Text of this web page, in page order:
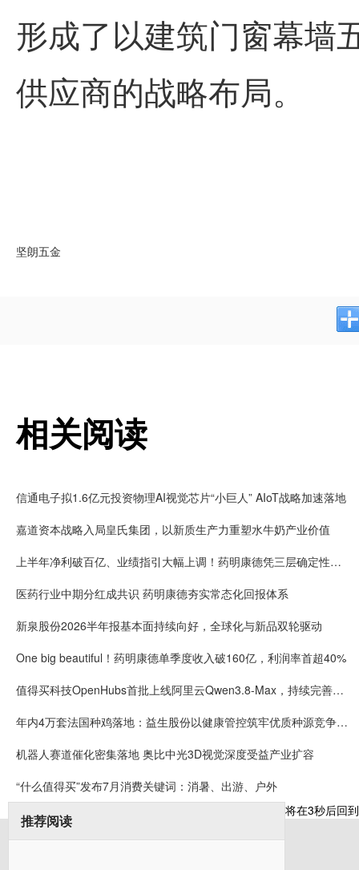
形成了以建筑门窗幕墙
供应商的战略布局。
坚朗五金
相关阅读
信通电子拟1.6亿元投资物理AI视觉芯片“小巨人” AIoT战略加速落地
嘉道资本战略入局皇氏集团，以新质生产力重塑水牛奶产业价值
上半年净利破百亿、业绩指引大幅上调！药明康德凭三层确定性接住K型分化红利
医药行业中期分红成共识 药明康德夯实常态化回报体系
新泉股份2026半年报基本面持续向好，全球化与新品双轮驱动
One big beautiful！药明康德单季度收入破160亿，利润率首超40%
值得买科技OpenHubs首批上线阿里云Qwen3.8-Max，持续完善企业多模型服务
年内4万套法国种鸡落地：益生股份以健康管控筑牢优质种源竞争壁垒
机器人赛道催化密集落地 奥比中光3D视觉深度受益产业扩容
“什么值得买”发布7月消费关键词：消暑、出游、户外
推荐阅读
将在3秒后回